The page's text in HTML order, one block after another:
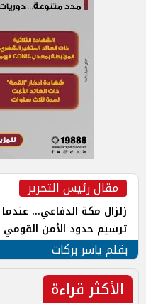
مقال رئيس التحرير
زلزال مكة الدفاعي...
ترسيم حدود الأمن القومي
بقلم ياسر بركات
الأكثر قراءة